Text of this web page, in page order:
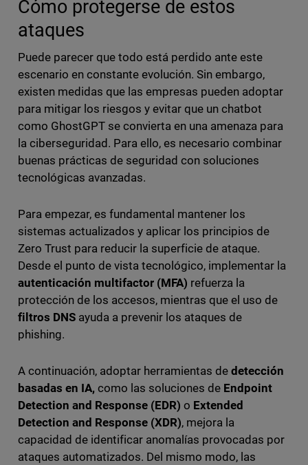
Cómo protegerse de estos
ataques
Puede parecer que todo está perdido ante este
escenario en constante evolución. Sin embargo,
existen medidas que las empresas pueden adoptar
para mitigar los riesgos y evitar que un chatbot
como GhostGPT se convierta en una amenaza para
la ciberseguridad. Para ello, es necesario combinar
buenas prácticas de seguridad con soluciones
tecnológicas avanzadas.
Para empezar, es fundamental mantener los
sistemas actualizados y aplicar los principios de
Zero Trust para reducir la superficie de ataque.
Desde el punto de vista tecnológico, implementar la
autenticación multifactor (MFA) refuerza la
protección de los accesos, mientras que el uso de
filtros DNSayuda a prevenir los ataques de
phishing.
A continuación, adoptar herramientas dedetección
basadas en IA, como las soluciones de Endpoint
Detection and Response (EDR) o Extended
Detection and Response (XDR), mejora la
capacidad de identificar anomalías provocadas por
ataques automatizados. Del mismo modo, las